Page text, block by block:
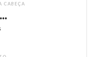
CABEÇA